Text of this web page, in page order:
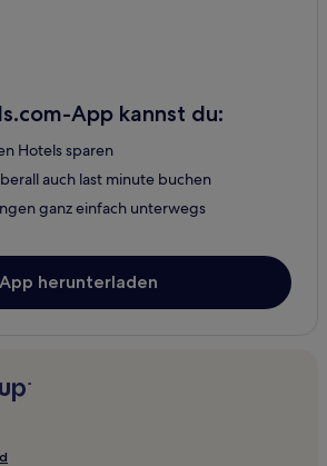
App kannst du:
Hotels sparen
auch last minute buchen
ganz einfach unterwegs
App herunterladen